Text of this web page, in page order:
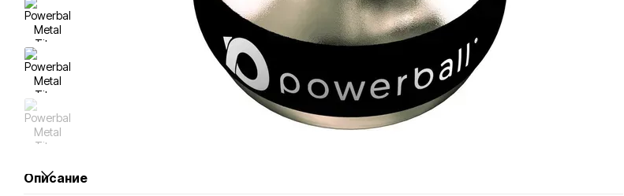
Описание